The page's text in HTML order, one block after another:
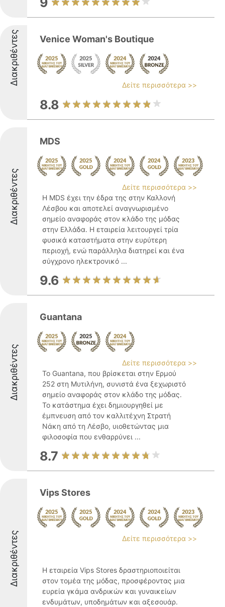
Διακριθέντες Venice Woman's Βoutique
Δείτε περισσότερα >>
8.8
Διακριθέντες
MDS
Δείτε περισσότερα >>
Η MDS έχει την έδρα της στην Καλλονή
Λέσβου και αποτελεί αναγνωρισμένο
σημείο αναφοράς στον κλάδο της μόδας
στην Ελλάδα. Η εταιρεία λειτουργεί τρία
φυσικά καταστήματα στην ευρύτερη
περιοχή, ενώ παράλληλα διατηρεί και ένα
σύγχρονο ηλεκτρονικό ...
9.6
Διακριθέντες
Guantana
Δείτε περισσότερα >>
Το Guantana, που βρίσκεται στην Ερμού
252 στη Μυτιλήνη, συνιστά ένα ξεχωριστό
σημείο αναφοράς στον κλάδο της μόδας.
Το κατάστημα έχει δημιουργηθεί με
έμπνευση από τον καλλιτέχνη Στρατή
Νάκη από τη Λέσβο, υιοθετώντας μια
φιλοσοφία που ενθαρρύνει ...
8.7
Διακριθέντες
Vips Stores
Δείτε περισσότερα >>
Η εταιρεία Vips Stores δραστηριοποιείται
στον τομέα της μόδας, προσφέροντας μια
ευρεία γκάμα ανδρικών και γυναικείων
ενδυμάτων, υποδημάτων και αξεσουάρ.